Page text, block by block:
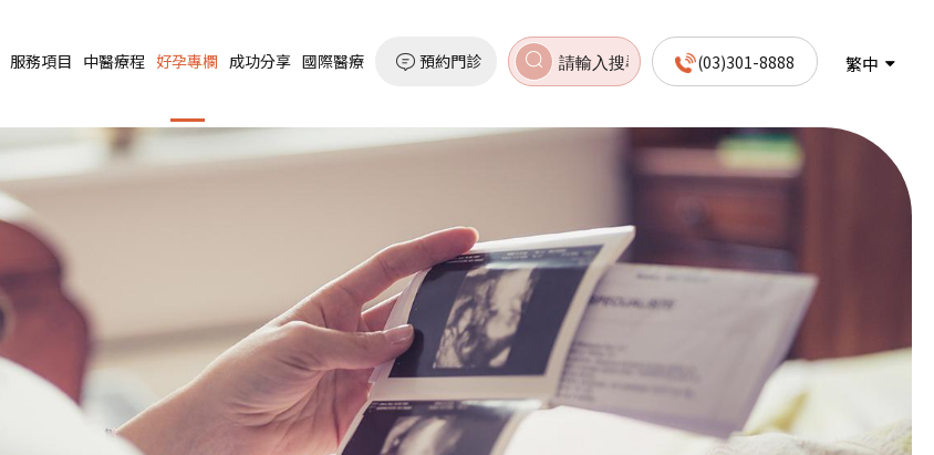
服務項目 中醫療程 好孕專欄 成功分享 國際醫療 預約門診 (03)301-8888 繁中